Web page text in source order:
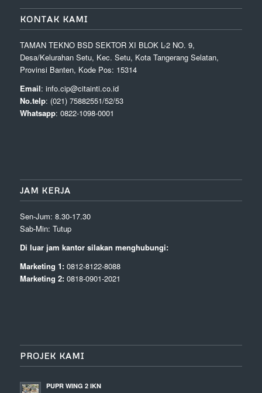
KONTAK KAMI
TAMAN TEKNO BSD SEKTOR XI BLOK L-2 NO. 9,
Desa/Kelurahan Setu, Kec. Setu, Kota Tangerang Selatan,
Provinsi Banten, Kode Pos: 15314
Email: info.cip@citainti.co.id
No.telp: (021) 75882551/52/53
Whatsapp: 0822-1098-0001
JAM KERJA
Sen-Jum: 8.30-17.30
Sab-Min: Tutup
Di luar jam kantor silakan menghubungi:
Marketing 1:0812-8122-8088
Marketing 2:0818-0901-2021
PROJEK KAMI
PUPR WING 2 IKN